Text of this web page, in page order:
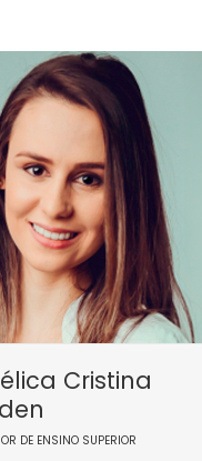
Cristina
DE ENSINO SUPERIOR